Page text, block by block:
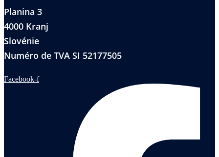
Planina 3
4000 Kranj
Slovénie
Numéro de TVA SI 52177505
Facebook-f